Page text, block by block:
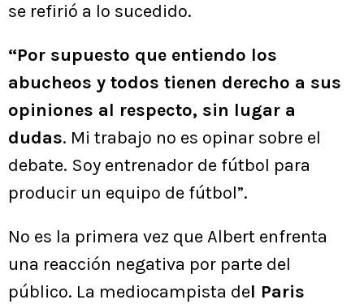
se refirió a lo sucedido.
“Por supuesto que entiendo los
abucheos y todos tienen derecho a sus
opiniones al respecto, sin lugar a
dudas. Mi trabajo no es opinar sobre el
debate. Soy entrenador de fútbol para
producir un equipo de fútbol”.
No es la primera vez que Albert enfrenta
una reacción negativa por parte del
público. La mediocampista del Paris